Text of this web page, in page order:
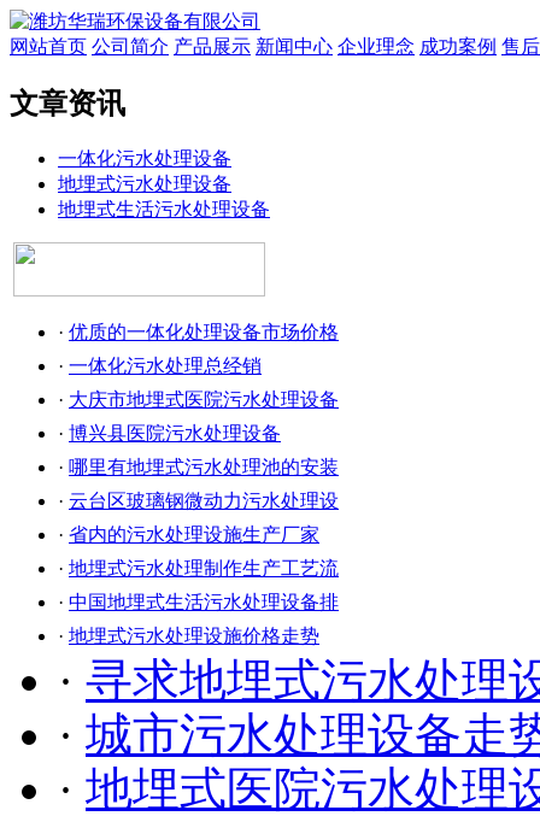
网站首页 公司简介 产品展示 新闻中心 企业理念 成功案例 售
文章资讯
一体化污水处理设备
地埋式污水处理设备
地埋式生活污水处理设备
· 优质的一体化处理设备市场价格
· 一体化污水处理总经销
· 大庆市地埋式医院污水处理设备
· 博兴县医院污水处理设备
· 哪里有地埋式污水处理池的安装
· 云台区玻璃钢微动力污水处理设
· 省内的污水处理设施生产厂家
· 地埋式污水处理制作生产工艺流
· 中国地埋式生活污水处理设备排
· 地埋式污水处理设施价格走势
· 寻求地埋式污水处理
· 城市污水处理设备走
· 地埋式医院污水处理